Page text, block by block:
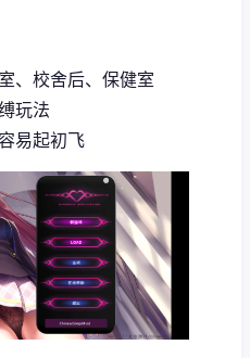
、校舍后、保健室
玩法
易起初飞